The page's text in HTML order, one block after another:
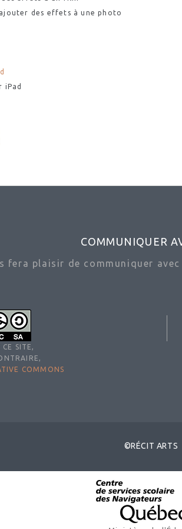
des effets à une photo
iPad
COMMUNIQUER
fera plaisir de communiquer
SITE,
COMMONS
©RÉCIT ARTS